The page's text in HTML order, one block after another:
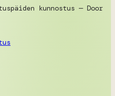
kunnostus — Door